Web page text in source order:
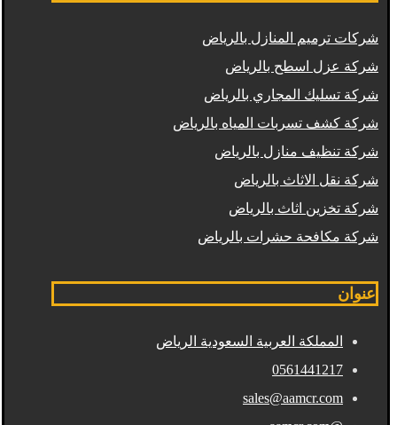
شركات ترميم المنازل بالرياض
شركة عزل اسطح بالرياض
شركة تسليك المجاري بالرياض
شركة كشف تسربات المياه بالرياض
شركة تنظيف منازل بالرياض
شركة نقل الاثاث بالرياض
شركة تخزين اثاث بالرياض
شركة مكافحة حشرات بالرياض
عنوان
المملكة العربية السعودية الرياض
0561441217
sales@aamcr.com